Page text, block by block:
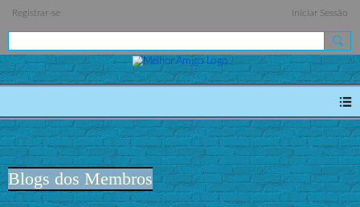
Registrar-se Iniciar Sessão
Blogs dos Membros